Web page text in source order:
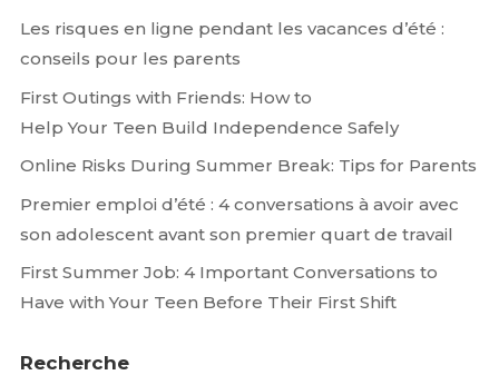
Les risques en ligne pendant les vacances d’été :
conseils pour les parents
First Outings with Friends: How to
Help Your Teen Build Independence Safely
Online Risks During Summer Break: Tips for Parents
Premier emploi d’été : 4 conversations à avoir avec
son adolescent avant son premier quart de travail
First Summer Job: 4 Important Conversations to
Have with Your Teen Before Their First Shift
Recherche